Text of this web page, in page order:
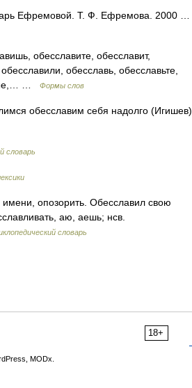
Ефремовой. Т. Ф. Ефремова. 2000 …
обесславите, обесславит,
обесславь, обесславьте,
…
Формы слов
обесславим себя надолго (Игишев)
словарь
опозорить. Обесславил свою
аю, аешь; нсв.
словарь
18+
MODx.